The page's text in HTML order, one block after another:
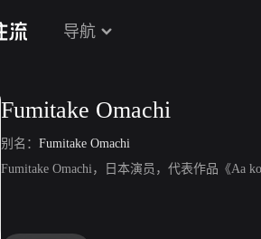
导航
Fumitake Omachi
别名： Fumitake Omachi
Fumitake Omachi，日本演员，代表作品《Aa